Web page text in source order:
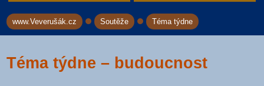
www.Veverušák.cz→ Soutěže→ Téma týdne
Téma týdne – budoucnost